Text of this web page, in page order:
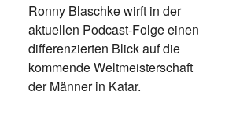
Ronny Blaschke wirft in der
aktuellen Podcast-Folge einen
differenzierten Blick auf die
kommende Weltmeisterschaft
der Männer in Katar.